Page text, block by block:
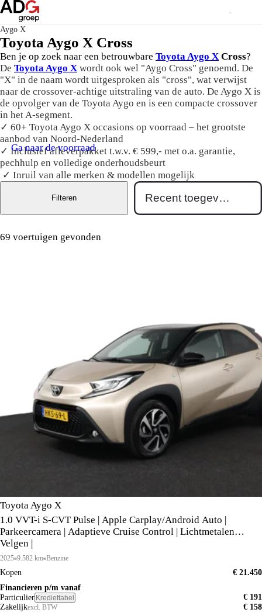
Aygo X
Toyota Aygo X Cross
Ben je op zoek naar een betrouwbare Toyota Aygo X Cross?
De Toyota Aygo X wordt ook wel "Aygo Cross" genoemd. De
"X" in de naam wordt uitgesproken als "cross", wat verwijst
naar de crossover-achtige uitstraling van de auto. De Aygo X is
de opvolger van de Toyota Aygo en is een compacte crossover
in het A-segment.
✓ 60+ Toyota Aygo X occasions op voorraad – het grootste
aanbod van Noord-Nederland
✓ Inclusief afleverpakket t.w.v. € 599,- met o.a. garantie,
pechhulp en volledige onderhoudsbeurt
✓ Inruil van alle merken & modellen mogelijk
Ga naar de voorraad
69 voertuigen gevonden
Filteren
Toyota Aygo X
1.0 VVT-i S-CVT Pulse | Apple Carplay/Android Auto |
Parkeercamera | Adaptieve Cruise Control | Lichtmetalen
Velgen |
2025 9.582 km Benzine
Kopen
€ 21.450
Financieren p/m vanaf
Particulier Krediettabel
€ 191
Zakelijkexcl. BTW
€ 158